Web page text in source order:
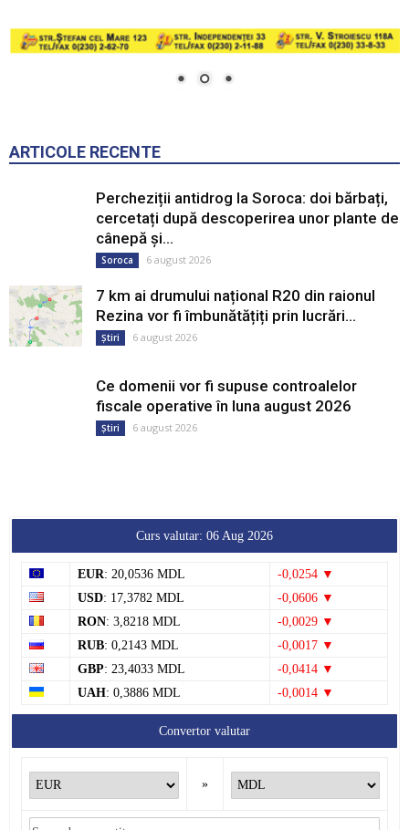
ARTICOLE RECENTE
Percheziții antidrog la Soroca: doi bărbați,
cercetați după descoperirea unor plante de
cânepă și...
Soroca 6 august 2026
7 km ai drumului național R20 din raionul
Rezina vor fi îmbunătățiți prin lucrări...
Știri 6 august 2026
Ce domenii vor fi supuse controalelor
fiscale operative în luna august 2026
Știri 6 august 2026
Curs valutar: 06 Aug 2026
EUR: 20,0536 MDL
-0,0254 ▼
USD: 17,3782 MDL
-0,0606 ▼
RON: 3,8218 MDL
-0,0029 ▼
RUB: 0,2143 MDL
-0,0017 ▼
GBP: 23,4033 MDL
-0,0414 ▼
UAH: 0,3886 MDL -0,0014 ▼
Convertor valutar
»